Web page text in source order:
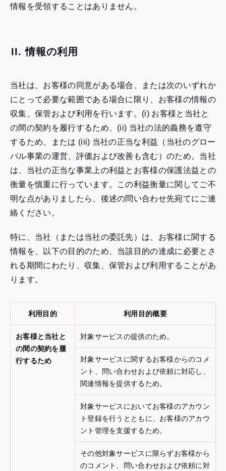
情報を受領することはありません。
II. 情報の利用
当社は、お客様の同意がある場合、または次のいずれか
にとって必要な範囲である場合に限り、お客様の情報の
収集、保管および利用を行います。(i) お客様と当社と
の間の契約を履行するため、(ii) 当社の法的義務を遵守
するため、または (iii) 当社の正当な利益（当社のグロー
バル事業の運営、評価および改善も含む）のため。当社
は、当社の正当な事業上の利益とお客様の保護法益との
衡量を慎重に行っています。この利益衡量に関してご不
明な点がありましたら、後述の問い合わせ先宛てにご連
絡ください。
特に、当社（または当社の委託先）は、お客様に関する
情報を、以下の目的のため、当該目的の達成に必要とさ
れる期間にわたり、収集、保管および利用することがあ
ります。
利用目的 利用目的概要
お客様と当社と
の間の契約を履
行するため
対象サービスの提供のため。
対象サービスに関するお客様からのコメ
ント、問い合わせおよび依頼に対応し、
関連情報を提供するため。
対象サービスにおいてお客様のアカウン
ト登録を行うとともに、お客様のアカウ
ント管理を支援するため。
その他対象サービスに限らずお客様から
のコメント、問い合わせおよび依頼に対